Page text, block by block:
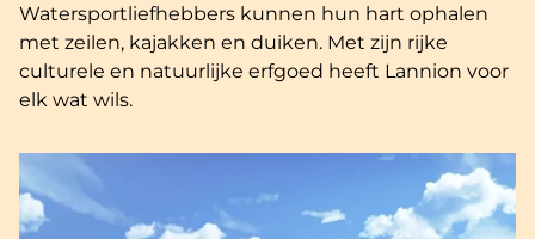
Watersportliefhebbers kunnen hun hart ophalen
met zeilen, kajakken en duiken. Met zijn rijke
culturele en natuurlijke erfgoed heeft Lannion voor
elk wat wils.